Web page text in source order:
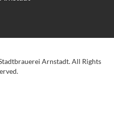
Arnstadt. All Rights